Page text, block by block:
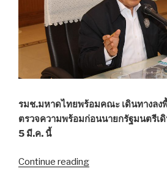
ศาสตร์
ราชา
รับมือ
ภัย
แล้ง
น้ำ
ท่วม”
รมช.มหาดไทยพร้อมคณะ เดินทางลง
ตรวจความพร้อมก่อนนายกรัฐมนตรีเ
5 มี.ค. นี้
Continue reading